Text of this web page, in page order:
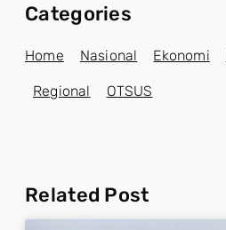
Categories
Home Nasional Ekonomi
Regional OTSUS
Related Post